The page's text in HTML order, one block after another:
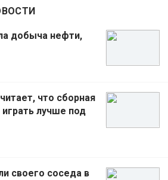
добыча нефти,
что сборная
лучше под
своего соседа в